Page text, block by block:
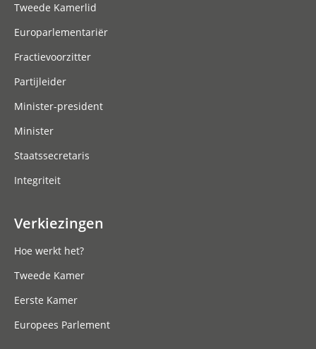
Tweede Kamerlid
Europarlementariër
Fractievoorzitter
Partijleider
Minister-president
Minister
Staatssecretaris
Integriteit
Verkiezingen
Hoe werkt het?
Tweede Kamer
Eerste Kamer
Europees Parlement